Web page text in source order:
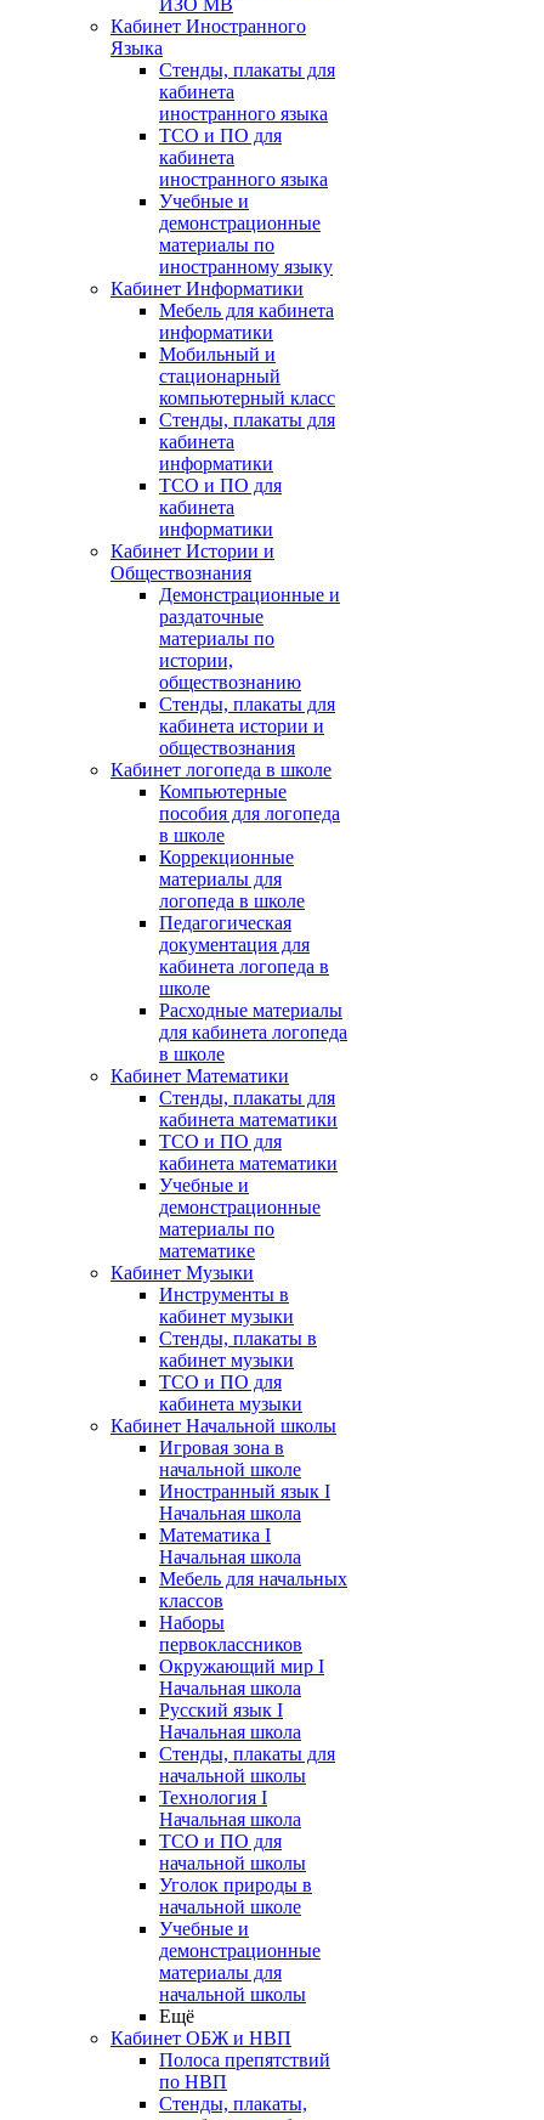
ИЗО МВ
Кабинет Иностранного
Языка
Стенды, плакаты для
кабинета
иностранного языка
ТСО и ПО для
кабинета
иностранного языка
Учебные и
демонстрационные
материалы по
иностранному языку
Кабинет Информатики
Мебель для кабинета
информатики
Мобильный и
стационарный
компьютерный класс
Стенды, плакаты для
кабинета
информатики
ТСО и ПО для
кабинета
информатики
Кабинет Истории и
Обществознания
Демонстрационные и
раздаточные
материалы по
истории,
обществознанию
Стенды, плакаты для
кабинета истории и
обществознания
Кабинет логопеда в школе
Компьютерные
пособия для логопеда
в школе
Коррекционные
материалы для
логопеда в школе
Педагогическая
документация для
кабинета логопеда в
школе
Расходные материалы
для кабинета логопеда
в школе
Кабинет Математики
Стенды, плакаты для
кабинета математики
ТСО и ПО для
кабинета математики
Учебные и
демонстрационные
материалы по
математике
Кабинет Музыки
Инструменты в
кабинет музыки
Стенды, плакаты в
кабинет музыки
ТСО и ПО для
кабинета музыки
Кабинет Начальной школы
Игровая зона в
начальной школе
Иностранный язык I
Начальная школа
Математика I
Начальная школа
Мебель для начальных
классов
Наборы
первоклассников
Окружающий мир I
Начальная школа
Русский язык I
Начальная школа
Стенды, плакаты для
начальной школы
Технология I
Начальная школа
ТСО и ПО для
начальной школы
Уголок природы в
начальной школе
Учебные и
демонстрационные
материалы для
начальной школы
Ещё
Кабинет ОБЖ и НВП
Полоса препятствий
по НВП
Стенды, плакаты,